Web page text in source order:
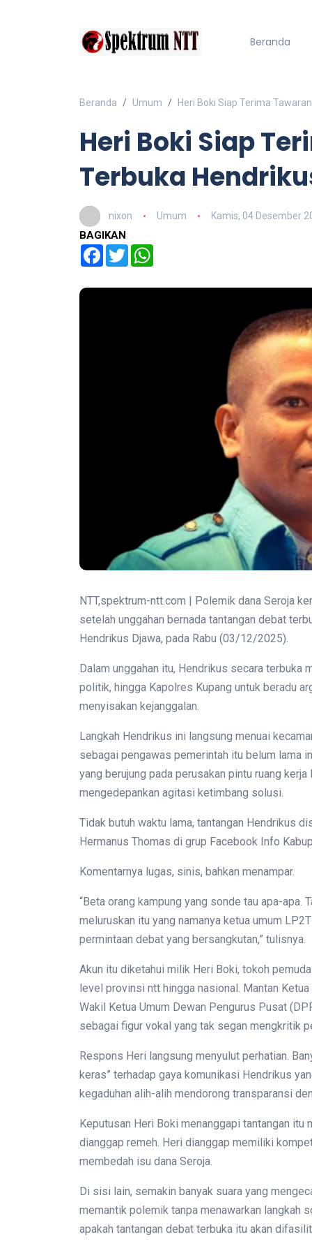
Beranda
Beranda Umum Heri Boki Siap Terima
Heri Boki Siap
Terbuka
nixon Umum Kamis, 04 Desember
BAGIKAN
Facebook
Twitter
NTT,spektrum-ntt.com | Polemik dana Seroja
setelah unggahan bernada tantangan debat
Hendrikus Djawa, pada Rabu (03/12/2025).
Dalam unggahan itu, Hendrikus secara terbuka
politik, hingga Kapolres Kupang untuk beradu
menyisakan kejanggalan.
Langkah Hendrikus ini langsung menuai
sebagai pengawas pemerintah itu belum lama
yang berujung pada perusakan pintu ruang
mengedepankan agitasi ketimbang solusi.
Tidak butuh waktu lama, tantangan Hendrikus
Hermanus Thomas di grup Facebook Info
Komentarnya lugas, sinis, bahkan menampar.
“Beta orang kampung yang sonde tau apa-
meluruskan itu yang namanya ketua umum
permintaan debat yang bersangkutan,” tulisnya.
Akun itu diketahui milik Heri Boki, tokoh
level provinsi ntt hingga nasional. Mantan
Wakil Ketua Umum Dewan Pengurus Pusat
sebagai figur vokal yang tak segan mengkritik
Respons Heri langsung menyulut perhatian.
keras” terhadap gaya komunikasi Hendrikus
kegaduhan alih-alih mendorong transparansi
Keputusan Heri Boki menanggapi tantangan
dianggap remeh. Heri dianggap memiliki
membedah isu dana Seroja.
Di sisi lain, semakin banyak suara yang
memantik polemik tanpa menawarkan langkah
apakah tantangan debat terbuka itu akan